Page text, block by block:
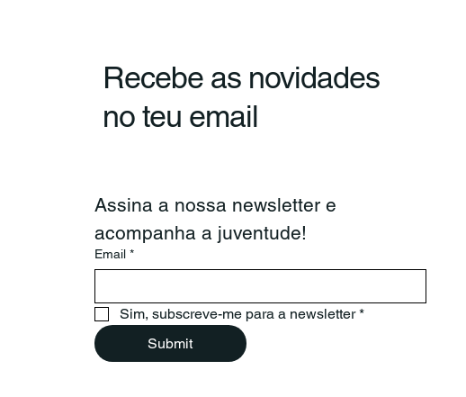
Portuguesa de
Recebe as novidades
no teu email
Assina a nossa newsletter e
acompanha a juventude!
Email *
Sim, subscreve-me para a newsletter *
Submit